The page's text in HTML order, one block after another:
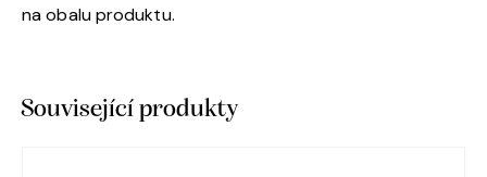
na obalu produktu.
Související produkty